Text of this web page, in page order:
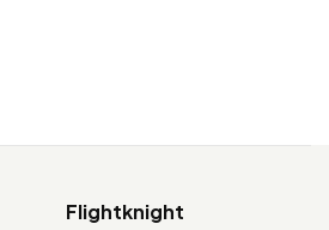
Flightknight